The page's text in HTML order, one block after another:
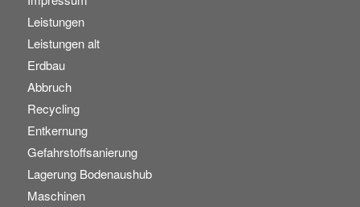
Leistungen
Leistungen alt
Erdbau
Abbruch
Recycling
Entkernung
Gefahrstoffsanierung
Lagerung Bodenaushub
Maschinen